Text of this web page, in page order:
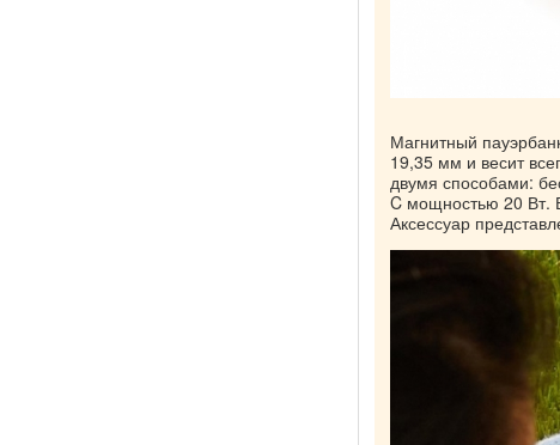
Магнитный
19,35 мм и весит
двумя способами:
C мощностью 20 Вт.
Аксессуар